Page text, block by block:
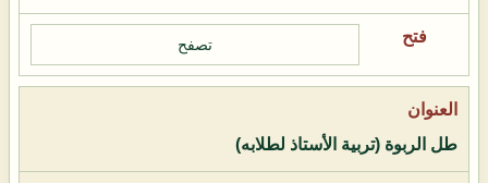
تصفح
طل الربوة (تربية الأستاذ لطلابه)